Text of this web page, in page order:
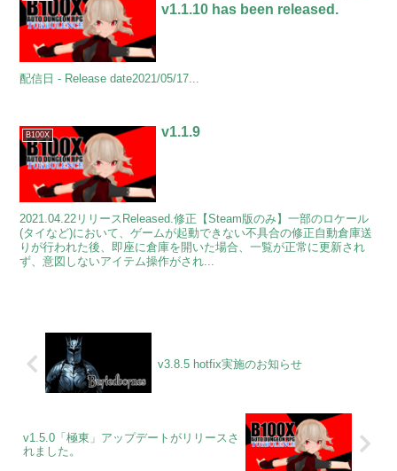
v1.1.10 has been released.
配信日 - Release date2021/05/17...
B100X v1.1.9
2021.04.22リリースReleased.修正【Steam版のみ】一部のロケール
(タイなど)において、ゲームが起動できない不具合の修正自動倉庫送
りが行われた後、即座に倉庫を開いた場合、一覧が正常に更新され
ず、意図しないアイテム操作がされ...
v3.8.5 hotfix実施のお知らせ
v1.5.0「極東」アップデートがリリースさ
れました。